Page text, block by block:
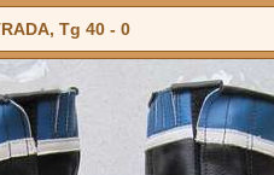
Tg 40 - 0